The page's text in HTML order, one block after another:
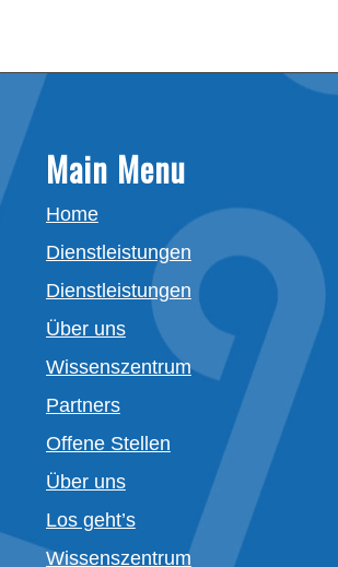
Main Menu
Home
Dienstleistungen
Dienstleistungen
Über uns
Wissenszentrum
Partners
Offene Stellen
Über uns
Los geht’s
Wissenszentrum